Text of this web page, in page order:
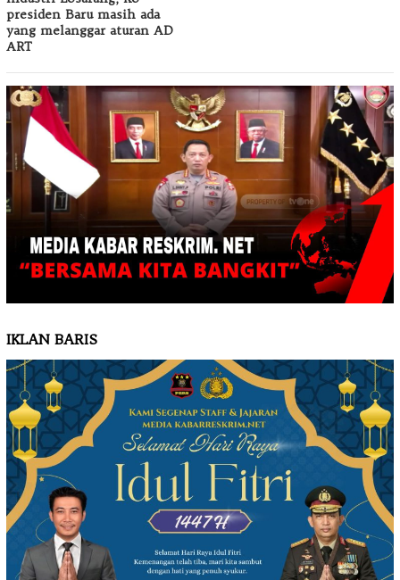
presiden Baru masih ada
yang melanggar aturan AD
ART
IKLAN BARIS